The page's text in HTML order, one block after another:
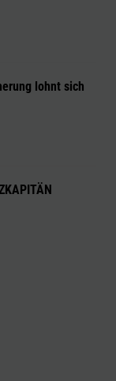
lohnt sich